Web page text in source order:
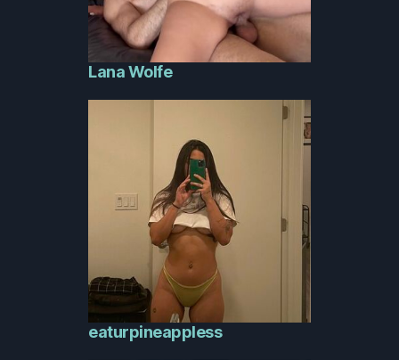
Lana Wolfe
eaturpineappless